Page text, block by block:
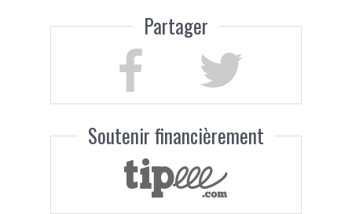
Partager
Soutenir financièrement